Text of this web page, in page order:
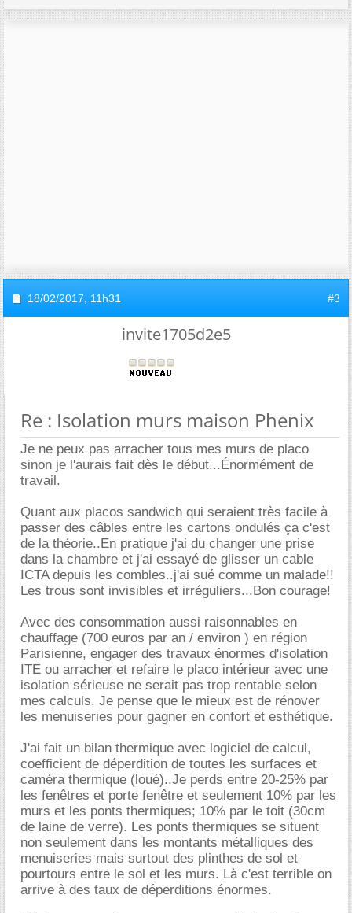
18/02/2017, 11h31 #3
invite1705d2e5
Re : Isolation murs maison Phenix
Je ne peux pas arracher tous mes murs de placo
sinon je l'aurais fait dès le début...Énormément de
travail.
Quant aux placos sandwich qui seraient très facile à
passer des câbles entre les cartons ondulés ça c'est
de la théorie..En pratique j'ai du changer une prise
dans la chambre et j'ai essayé de glisser un cable
ICTA depuis les combles..j'ai sué comme un malade!!
Les trous sont invisibles et irréguliers...Bon courage!
Avec des consommation aussi raisonnables en
chauffage (700 euros par an / environ ) en région
Parisienne, engager des travaux énormes d'isolation
ITE ou arracher et refaire le placo intérieur avec une
isolation sérieuse ne serait pas trop rentable selon
mes calculs. Je pense que le mieux est de rénover
les menuiseries pour gagner en confort et esthétique.
J'ai fait un bilan thermique avec logiciel de calcul,
coefficient de déperdition de toutes les surfaces et
caméra thermique (loué)..Je perds entre 20-25% par
les fenêtres et porte fenêtre et seulement 10% par les
murs et les ponts thermiques; 10% par le toit (30cm
de laine de verre). Les ponts thermiques se situent
non seulement dans les montants métalliques des
menuiseries mais surtout des plinthes de sol et
pourtours entre le sol et les murs. Là c'est terrible on
arrive à des taux de déperditions énormes.